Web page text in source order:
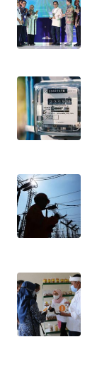
WN
TAPANULI
SELATAN
TANJUNG
LESUNG
WN
SIMALUNGUN
WN
WN
TAPANULI
TENGAH